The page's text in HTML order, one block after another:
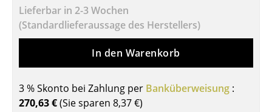
Sekretäre & PC-Tische
Konferenztische
Stehtische & Stehpulte
Gartentische
Lieferbar in 2-3 Wochen
(Standardlieferaussage des Herstellers)
In den Warenkorb
3 % Skonto bei Zahlung per Banküberweisung :
270,63 €(Sie sparen 8,37 €)